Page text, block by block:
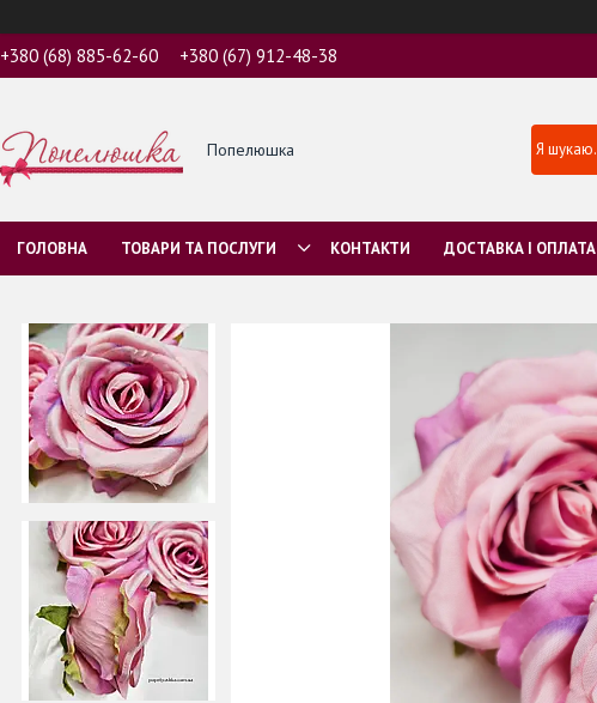
+380 (68) 885-62-60 +380 (67) 912-48-38
Попелюшка
ГОЛОВНА ТОВАРИ ТА ПОСЛУГИ КОНТАКТИ ДОСТАВКА І ОПЛАТА